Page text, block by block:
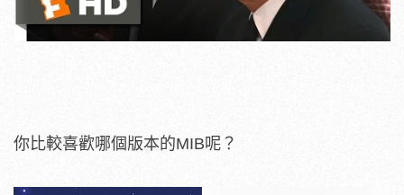
你比較喜歡哪個版本的MIB呢？